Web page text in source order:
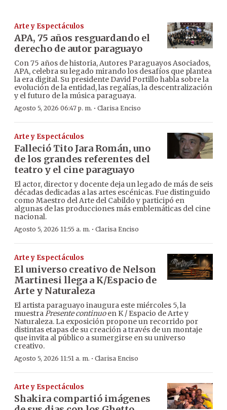
Arte y Espectáculos
APA, 75 años resguardando el
derecho de autor paraguayo
Con 75 años de historia, Autores Paraguayos Asociados,
APA, celebra su legado mirando los desafíos que plantea
la era digital. Su presidente David Portillo habla sobre la
evolución de la entidad, las regalías, la descentralización
y el futuro de la música paraguaya.
Agosto 5, 2026 06:47 p. m. · Clarisa Enciso
Arte y Espectáculos
Falleció Tito Jara Román, uno
de los grandes referentes del
teatro y el cine paraguayo
El actor, director y docente deja un legado de más de seis
décadas dedicadas a las artes escénicas. Fue distinguido
como Maestro del Arte del Cabildo y participó en
algunas de las producciones más emblemáticas del cine
nacional.
Agosto 5, 2026 11:55 a. m. · Clarisa Enciso
Arte y Espectáculos
El universo creativo de Nelson
Martinesi llega a K/Espacio de
Arte y Naturaleza
El artista paraguayo inaugura este miércoles 5, la
muestraPresente continuoen K / Espacio de Arte y
Naturaleza. La exposición propone un recorrido por
distintas etapas de su creación a través de un montaje
que invita al público a sumergirse en su universo
creativo.
Agosto 5, 2026 11:51 a. m. · Clarisa Enciso
Arte y Espectáculos
Shakira compartió imágenes